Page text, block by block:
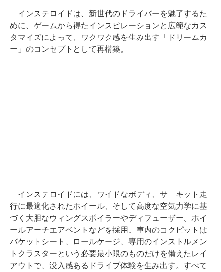
インステロイドは、新世代のドライバーを魅了するた
めに、ゲームから得たインスピレーションと広範なカス
タマイズによって、ワクワク感を生み出す「ドリームカ
ー」のコンセプトとして再構築。
インステロイドには、ワイドなボディ、サーキット走
行に最適化されたホイール、そして高度な空気力学に基
づく大胆なウィングスポイラーやディフューザー、ホイ
ールアーチエアベントなどを採用。車内のコクピットは
バケットシート、ロールケージ、専用のインストルメン
トクラスターという必要最小限のものだけを備えたレイ
アウトで、没入感あるドライブ体験を生み出す。すべて